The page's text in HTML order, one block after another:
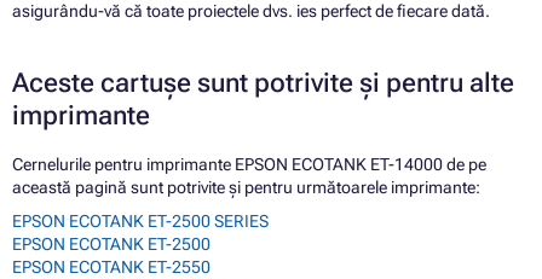
asigurându-vă că toate proiectele dvs. ies perfect de fiecare dată.
Aceste cartușe sunt potrivite și pentru alte
imprimante
Cernelurile pentru imprimante EPSON ECOTANK ET-14000 de pe
această pagină sunt potrivite și pentru următoarele imprimante:
EPSON ECOTANK ET-2500 SERIES
EPSON ECOTANK ET-2500
EPSON ECOTANK ET-2550